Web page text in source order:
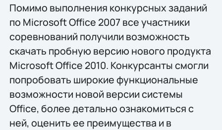
Помимо выполнения конкурсных заданий
по Microsoft Office 2007 все участники
соревнований получили возможность
скачать пробную версию нового продукта
Microsoft Office 2010. Конкурсанты смогли
попробовать широкие функциональные
возможности новой версии системы
Office, более детально ознакомиться с
ней, оценить ее преимущества и в